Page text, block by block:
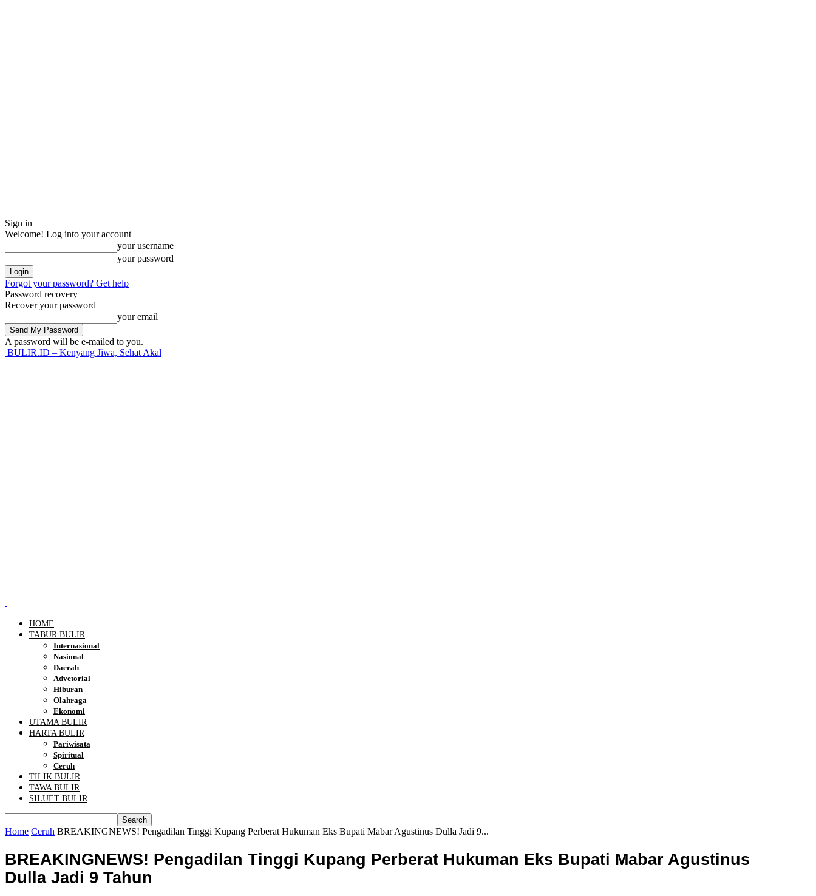
Sign in
Welcome! Log into your account
your username
your password
Forgot your password? Get help
Password recovery
Recover your password
your email
A password will be e-mailed to you.
BULIR.ID – Kenyang Jiwa, Sehat Akal
HOME
TABUR BULIR
Internasional
Nasional
Daerah
Advetorial
Hiburan
Olahraga
Ekonomi
UTAMA BULIR
HARTA BULIR
Pariwisata
Spiritual
Ceruh
TILIK BULIR
TAWA BULIR
SILUET BULIR
Home Ceruh BREAKINGNEWS! Pengadilan Tinggi Kupang Perberat Hukuman Eks Bupati Mabar Agustinus Dulla Jadi 9...
BREAKINGNEWS! Pengadilan Tinggi Kupang Perberat Hukuman Eks Bupati Mabar Agustinus
Dulla Jadi 9 Tahun